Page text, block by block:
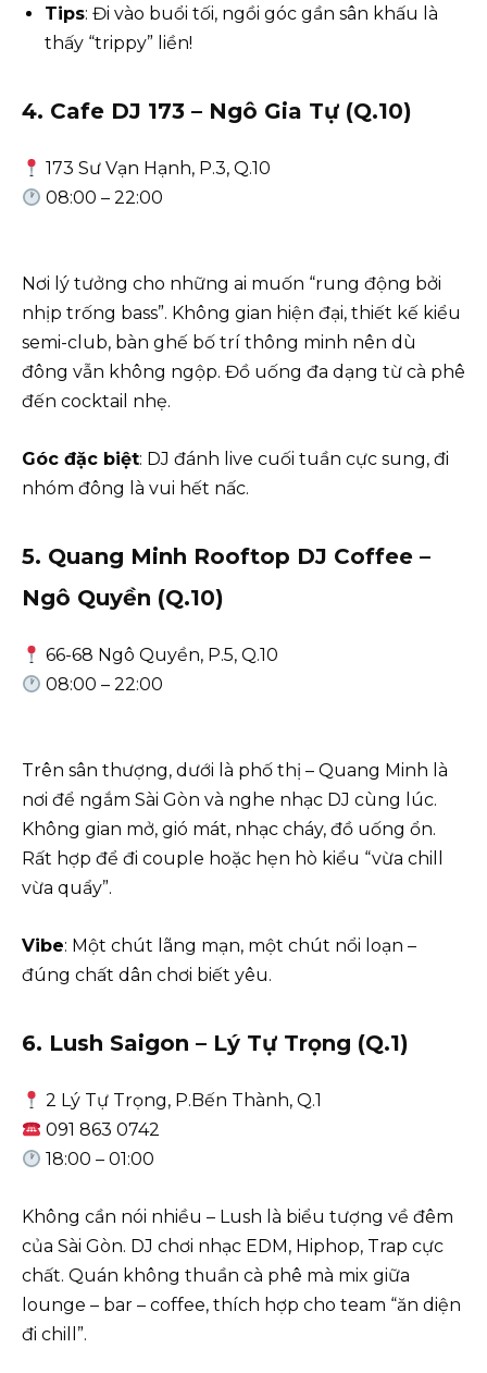
Tips: Đi vào buổi tối, ngồi góc gần sân khấu là
thấy “trippy” liền!
4. Cafe DJ 173 – Ngô Gia Tự (Q.10)
173 Sư Vạn Hạnh, P.3, Q.10
08:00 – 22:00
Nơi lý tưởng cho những ai muốn “rung động bởi
nhịp trống bass”. Không gian hiện đại, thiết kế kiểu
semi-club, bàn ghế bố trí thông minh nên dù
đông vẫn không ngộp. Đồ uống đa dạng từ cà phê
đến cocktail nhẹ.
Góc đặc biệt: DJ đánh live cuối tuần cực sung, đi
nhóm đông là vui hết nấc.
5. Quang Minh Rooftop DJ Coffee –
Ngô Quyền (Q.10)
66-68 Ngô Quyền, P.5, Q.10
08:00 – 22:00
Trên sân thượng, dưới là phố thị – Quang Minh là
nơi để ngắm Sài Gòn và nghe nhạc DJ cùng lúc.
Không gian mở, gió mát, nhạc cháy, đồ uống ổn.
Rất hợp để đi couple hoặc hẹn hò kiểu “vừa chill
vừa quẩy”.
Vibe: Một chút lãng mạn, một chút nổi loạn –
đúng chất dân chơi biết yêu.
6. Lush Saigon – Lý Tự Trọng (Q.1)
2 Lý Tự Trọng, P.Bến Thành, Q.1
091 863 0742
18:00 – 01:00
Không cần nói nhiều – Lush là biểu tượng về đêm
của Sài Gòn. DJ chơi nhạc EDM, Hiphop, Trap cực
chất. Quán không thuần cà phê mà mix giữa
lounge – bar – coffee, thích hợp cho team “ăn diện
đi chill”.